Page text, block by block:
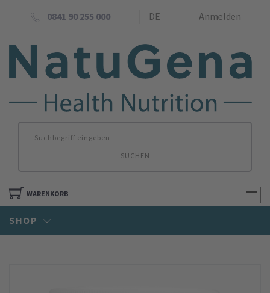
0841 90 255 000 DE Anmelden
SUCHEN
WARENKORB
SHOP